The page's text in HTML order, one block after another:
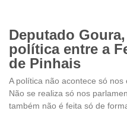
Deputado
política entre a
de Pinhais
A política não acontece só nos
Não se realiza só nos
também não é feita só de